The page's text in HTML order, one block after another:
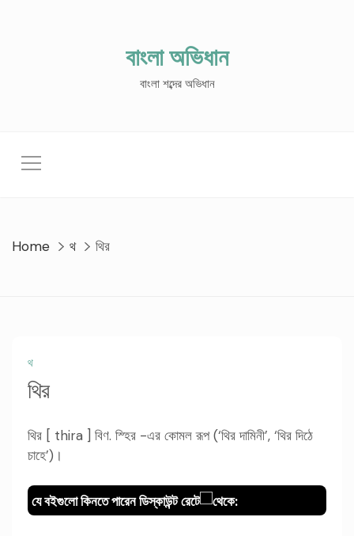
বাংলা অভিধান
বাংলা শব্দের অভিধান
Home থ থির
থ
থির
থির [ thira ] বিণ. স্হির -এর কোমল রূপ (‘থির দামিনী’, ‘থির দিঠে
চাহে’)।
যে বইগুলো কিনতে পারেন ডিস্কাউন্ট রেটে থেকে: